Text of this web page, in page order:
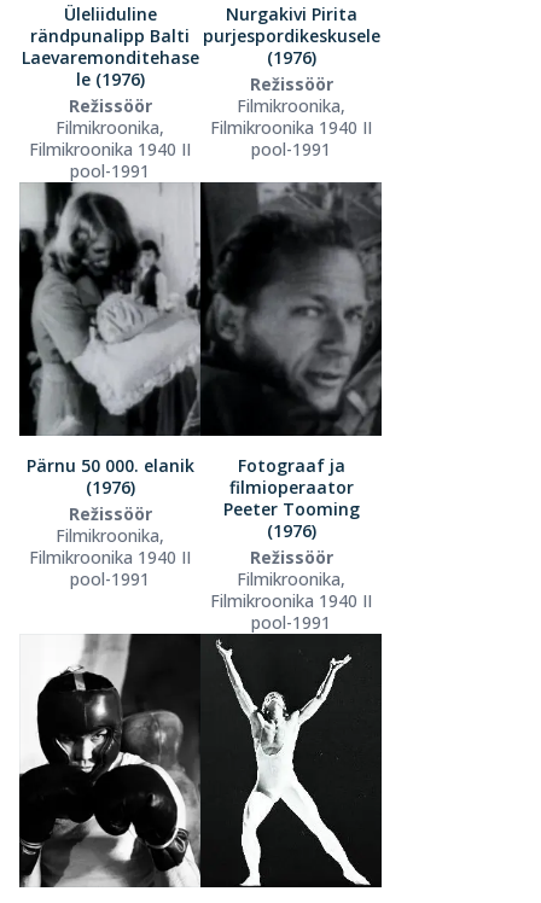
Üleliiduline
rändpunalipp Balti
Laevaremonditehase
le (1976)
Režissöör
Filmikroonika,
Filmikroonika 1940 II
pool-1991
Nurgakivi Pirita
purjespordikeskusele
(1976)
Režissöör
Filmikroonika,
Filmikroonika 1940 II
pool-1991
Pärnu 50 000. elanik
(1976)
Režissöör
Filmikroonika,
Filmikroonika 1940 II
pool-1991
Fotograaf ja
filmioperaator
Peeter Tooming
(1976)
Režissöör
Filmikroonika,
Filmikroonika 1940 II
pool-1991